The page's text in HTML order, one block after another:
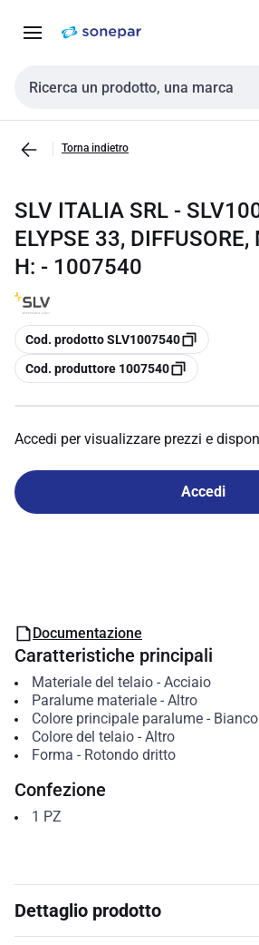
navigazione alla
Cerca input
Torna indietro
SLV ITALIA SRL -
ELYPSE 33,
H: - 1007540
copia
Cod. prodotto SLV1007540
copia
Cod. produttore 1007540
Accedi per visualizzare prezzi e
Accedi
Documentazione
Caratteristiche principali
Materiale del telaio- Acciaio
Paralume materiale- Altro
Colore principale paralume- Bianco
Colore del telaio- Altro
Forma - Rotondo dritto
Confezione
1 PZ
Dettaglio prodotto